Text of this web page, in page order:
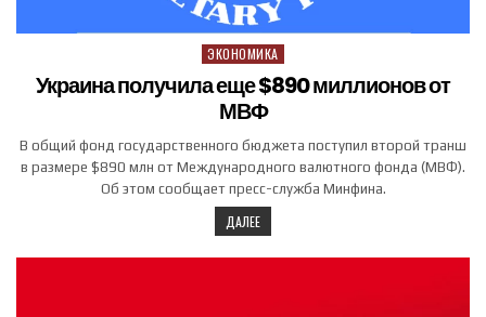
Posted in
ЭКОНОМИКА
Украина получила еще $890 миллионов от
МВФ
В общий фонд государственного бюджета поступил второй транш
в размере $890 млн от Международного валютного фонда (МВФ).
Об этом сообщает пресс-служба Минфина.
ДАЛЕЕ